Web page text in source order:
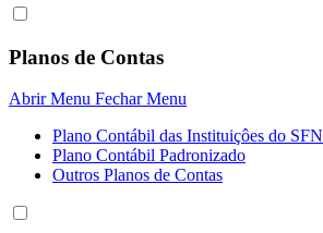
Planos de Contas
Abrir Menu Fechar Menu
Plano Contábil das Instituiçôes do SFN
Plano Contábil Padronizado
Outros Planos de Contas